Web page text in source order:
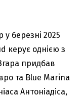
березні 2025
керує однією з
придбав
та Blue Marina
Антоніадіса,